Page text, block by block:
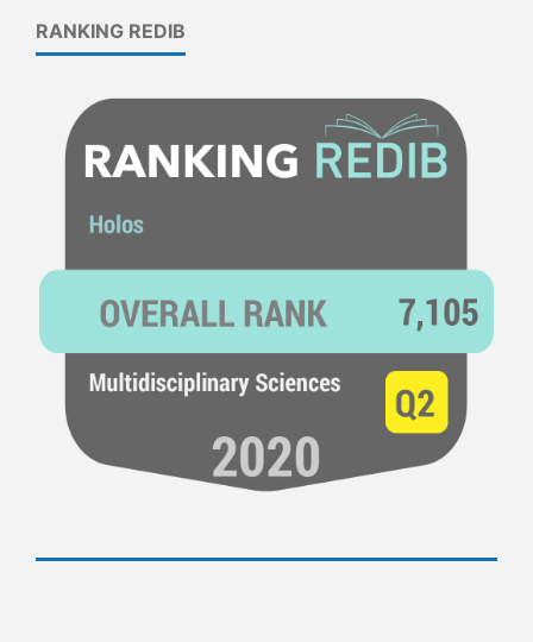
RANKING REDIB